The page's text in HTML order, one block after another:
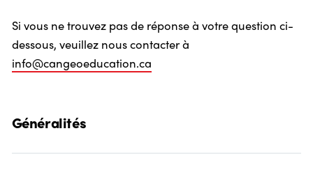
Si vous ne trouvez pas de réponse à votre question ci-
dessous, veuillez nous contacter à
info@cangeoeducation.ca
Généralités